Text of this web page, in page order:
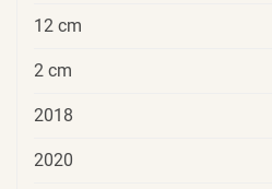
12 cm
2 cm
2018
2020